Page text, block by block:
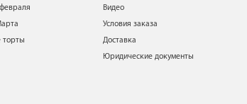
торты
Видео
Условия заказа
Доставка
Юридические документы